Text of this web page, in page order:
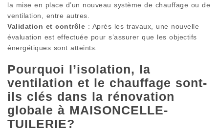
la mise en place d’un nouveau système de chauffage ou de
ventilation, entre autres.
Validation et contrôle : Après les travaux, une nouvelle
évaluation est effectuée pour s’assurer que les objectifs
énergétiques sont atteints.
Pourquoi l’isolation, la
ventilation et le chauffage sont-
ils clés dans la rénovation
globale à MAISONCELLE-
TUILERIE?